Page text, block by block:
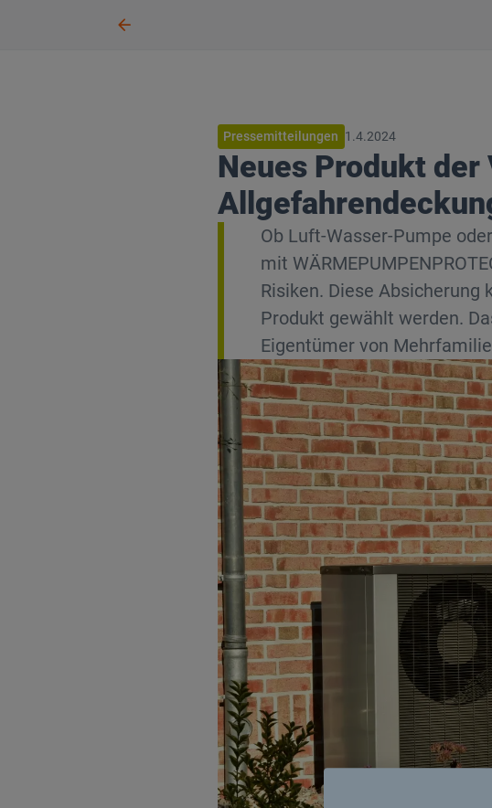
Pressemitteilungen 1.4.2024
Neues Produkt
Ob Luft-Wasser-Pumpe
mit
Risiken. Diese Absicherung
Produkt gewählt werden.
Eigentümer von